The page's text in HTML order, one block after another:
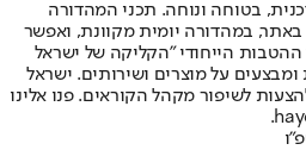
בטוחה ונוחה. תכני המהדורה
במהדורה יומית מקוונת, ואפשר
ההטבות הייחודי "הקליקה של ישראל
על מוצרים ושירותים. ישראל
לשיפור מקהל הקוראים. פנו אלינו